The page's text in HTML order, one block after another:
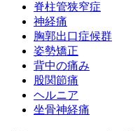
脊柱管狭窄症
神経痛
胸郭出口症候群
姿勢矯正
背中の痛み
股関節痛
ヘルニア
坐骨神経痛